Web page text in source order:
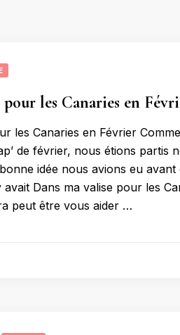
pour les Canaries en
les Canaries en Février
de février, nous étions partis
idée nous avions eu avant
avait Dans ma valise pour les
peut être vous aider …